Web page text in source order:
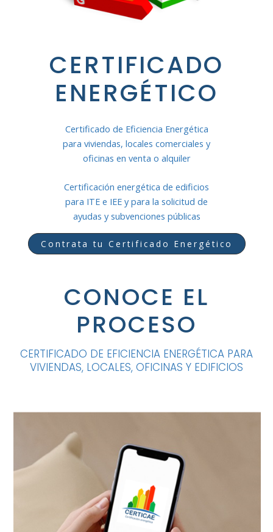
CERTIFICADO
ENERGÉTICO
Certificado de Eficiencia Energética
para viviendas, locales comerciales y
oficinas en venta o alquiler
Certificación energética de edificios
para ITE e IEE y para la solicitud de
ayudas y subvenciones públicas
Contrata tu Certificado Energético
CONOCE EL
PROCESO
CERTIFICADO DE EFICIENCIA ENERGÉTICA PARA
VIVIENDAS, LOCALES, OFICINAS Y EDIFICIOS